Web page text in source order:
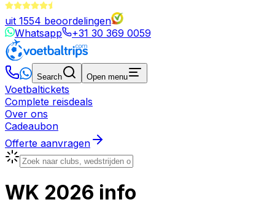
uit 1554 beoordelingen
Whatsapp
+31 30 369 0059
Search Open menu
Voetbaltickets
Complete reisdeals
Over ons
Cadeaubon
Offerte aanvragen
WK 2026 info